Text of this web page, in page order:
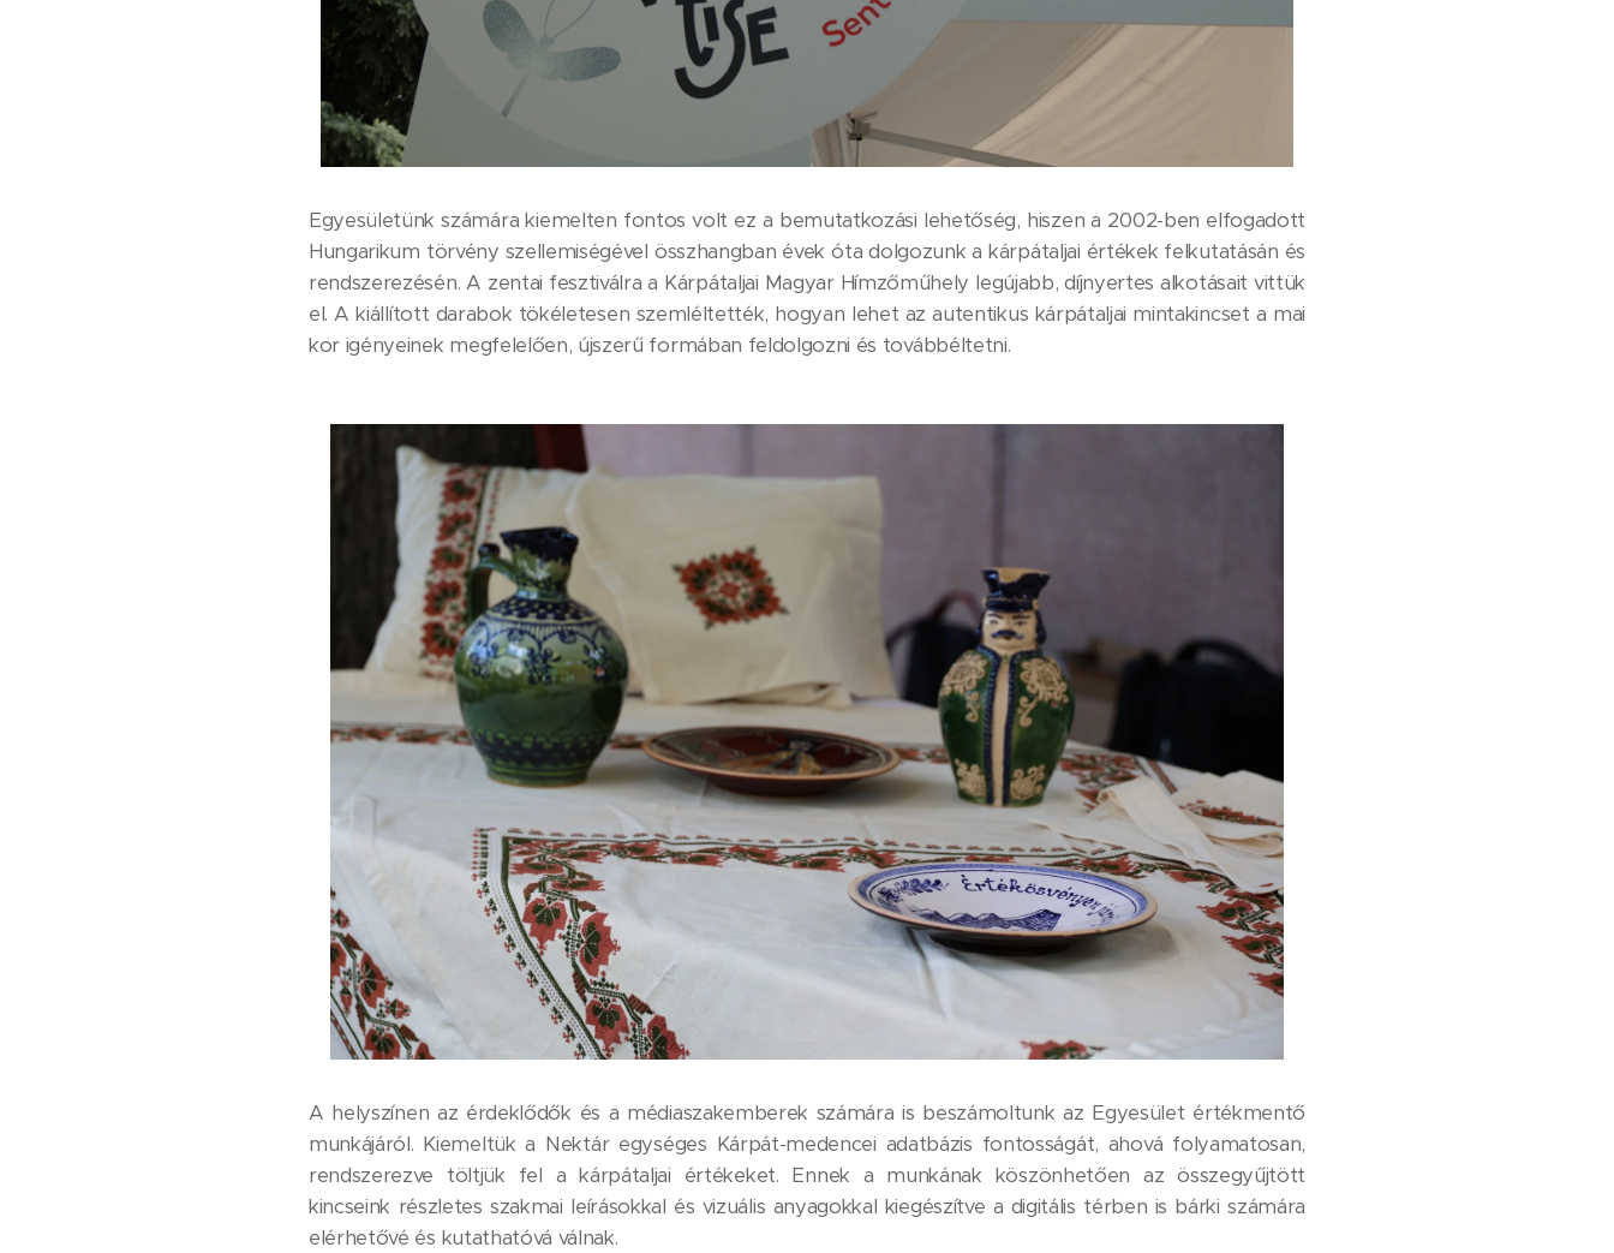
Egyesületünk számára kiemelten fontos volt ez a bemutatkozási lehetőség, hiszen a 2002-ben elfogadott
Hungarikum törvény szellemiségével összhangban évek óta dolgozunk a kárpátaljai értékek felkutatásán és
rendszerezésén. A zentai fesztiválra a Kárpátaljai Magyar Hímzőműhely legújabb, díjnyertes alkotásait vittük
el. A kiállított darabok tökéletesen szemléltették, hogyan lehet az autentikus kárpátaljai mintakincset a mai
kor igényeinek megfelelően, újszerű formában feldolgozni és továbbéltetni.
A helyszínen az érdeklődők és a médiaszakemberek számára is beszámoltunk az Egyesület értékmentő
munkájáról. Kiemeltük a Nektár egységes Kárpát-medencei adatbázis fontosságát, ahová folyamatosan,
rendszerezve töltjük fel a kárpátaljai értékeket. Ennek a munkának köszönhetően az összegyűjtött
kincseink részletes szakmai leírásokkal és vizuális anyagokkal kiegészítve a digitális térben is bárki számára
elérhetővé és kutathatóvá válnak.